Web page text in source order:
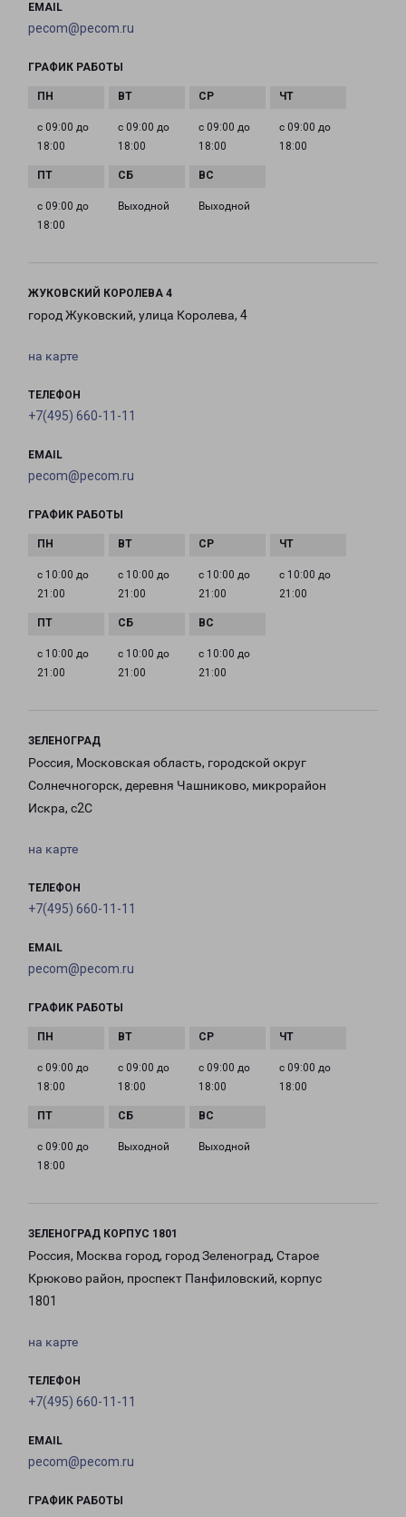
EMAIL
pecom@pecom.ru
ГРАФИК РАБОТЫ
с 09:00 до
18:00
с 09:00 до
18:00
с 09:00 до
18:00
с 09:00 до
18:00
с 09:00 до
18:00
Выходной Выходной
ЖУКОВСКИЙ КОРОЛЕВА 4
город Жуковский, улица Королева, 4
на карте
ТЕЛЕФОН
+7(495) 660-11-11
EMAIL
pecom@pecom.ru
ГРАФИК РАБОТЫ
с 10:00 до
21:00
с 10:00 до
21:00
с 10:00 до
21:00
с 10:00 до
21:00
с 10:00 до
21:00
с 10:00 до
21:00
с 10:00 до
21:00
ЗЕЛЕНОГРАД
Россия, Московская область, городской округ
Солнечногорск, деревня Чашниково, микрорайон
Искра, с2С
на карте
ТЕЛЕФОН
+7(495) 660-11-11
EMAIL
pecom@pecom.ru
ГРАФИК РАБОТЫ
с 09:00 до
18:00
с 09:00 до
18:00
с 09:00 до
18:00
с 09:00 до
18:00
с 09:00 до
18:00
Выходной Выходной
ЗЕЛЕНОГРАД КОРПУС 1801
Россия, Москва город, город Зеленоград, Старое
Крюково район, проспект Панфиловский, корпус
1801
на карте
ТЕЛЕФОН
+7(495) 660-11-11
EMAIL
pecom@pecom.ru
ГРАФИК РАБОТЫ